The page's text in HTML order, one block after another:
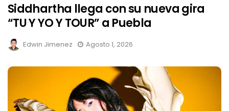
Siddhartha llega con su nueva gira
“TU Y YO Y TOUR” a Puebla
Edwin Jimenez Agosto 1, 2026